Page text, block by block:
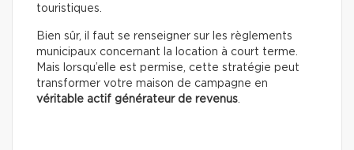
touristiques.
Bien sûr, il faut se renseigner sur les règlements
municipaux concernant la location à court terme.
Mais lorsqu’elle est permise, cette stratégie peut
transformer votre maison de campagne en
véritable actif générateur de revenus.